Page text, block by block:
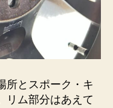
所とスポーク・キ
リム部分はあえて